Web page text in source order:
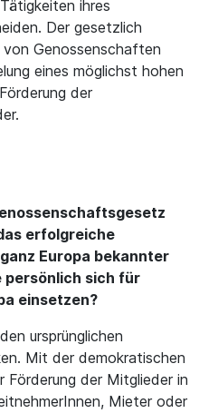
ihres
Der gesetzlich
Genossenschaften
eines möglichst hohen
der
erfolgreiche
Europa bekannter
persönlich sich für
einsetzen?
ursprünglichen
Mit der demokratischen
Förderung der Mitglieder in
Mieter oder